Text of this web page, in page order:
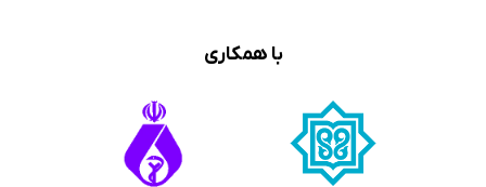
با همکاری